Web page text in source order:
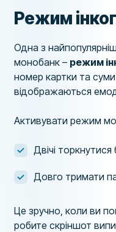
Режим
Одна з
монобанк – режим
номер картки та
відображаються
Активувати режим
Двічі
Довго тримати
Це зручно, коли ви
робите скріншот